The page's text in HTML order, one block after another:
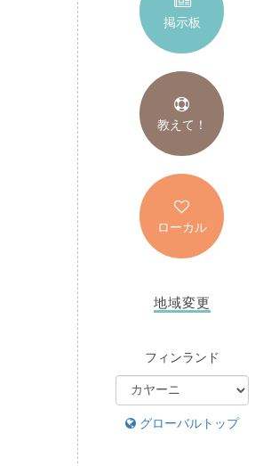
掲示板
教えて！
ローカル
地域変更
フィンランド
グローバルトップ